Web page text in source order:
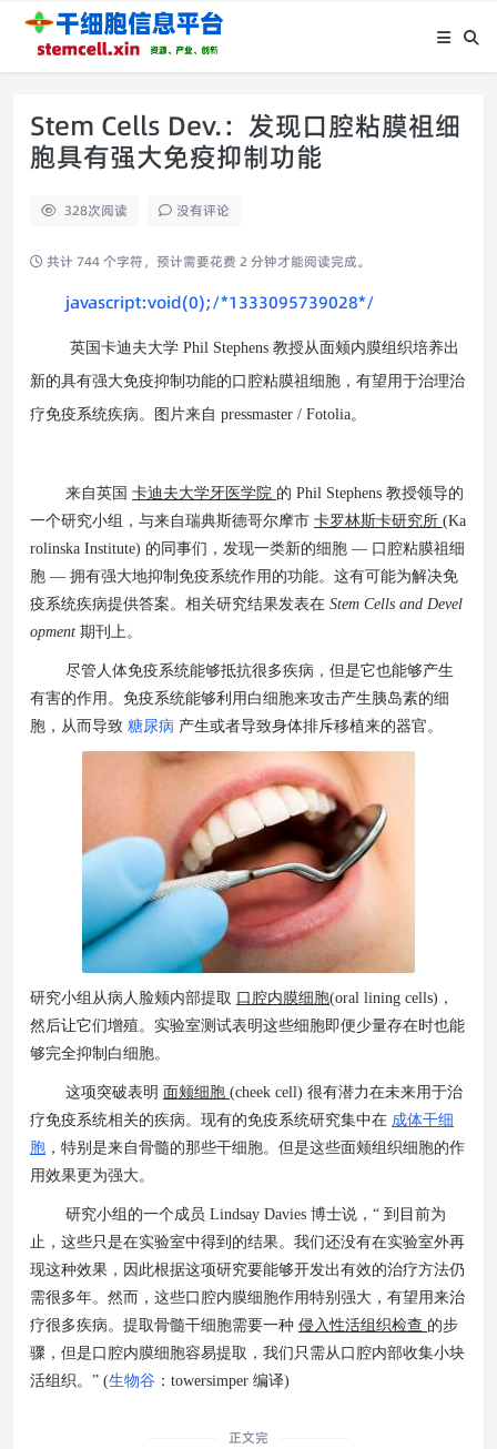
Stem Cells Dev.：发现口腔粘膜祖细
胞具有强大免疫抑制功能
328次阅读 没有评论
共计 744 个字符，预计需要花费 2 分钟才能阅读完成。
javascript:void(0);/*1333095739028*/
英国卡迪夫大学 Phil Stephens 教授从面颊内膜组织培养出
新的具有强大免疫抑制功能的口腔粘膜祖细胞，有望用于治理治
疗免疫系统疾病。图片来自 pressmaster / Fotolia。
来自英国 卡迪夫大学牙医学院 的 Phil Stephens 教授领导的
一个研究小组，与来自瑞典斯德哥尔摩市 卡罗林斯卡研究所 (Ka
rolinska Institute) 的同事们，发现一类新的细胞 — 口腔粘膜祖细
胞 — 拥有强大地抑制免疫系统作用的功能。这有可能为解决免
疫系统疾病提供答案。相关研究结果发表在 Stem Cells and Devel
opment 期刊上。
尽管人体免疫系统能够抵抗很多疾病，但是它也能够产生
有害的作用。免疫系统能够利用白细胞来攻击产生胰岛素的细
胞，从而导致 糖尿病 产生或者导致身体排斥移植来的器官。
研究小组从病人脸颊内部提取 口腔内膜细胞(oral lining cells)，
然后让它们增殖。实验室测试表明这些细胞即便少量存在时也能
够完全抑制白细胞。
这项突破表明 面颊细胞 (cheek cell) 很有潜力在未来用于治
疗免疫系统相关的疾病。现有的免疫系统研究集中在 成体干细
胞 ，特别是来自骨髓的那些干细胞。但是这些面颊组织细胞的作
用效果更为强大。
研究小组的一个成员 Lindsay Davies 博士说，“ 到目前为
止，这些只是在实验室中得到的结果。我们还没有在实验室外再
现这种效果，因此根据这项研究要能够开发出有效的治疗方法仍
需很多年。然而，这些口腔内膜细胞作用特别强大，有望用来治
疗很多疾病。提取骨髓干细胞需要一种 侵入性活组织检查 的步
骤，但是口腔内膜细胞容易提取，我们只需从口腔内部收集小块
活组织。” (生物谷 ：towersimper 编译)
正文完